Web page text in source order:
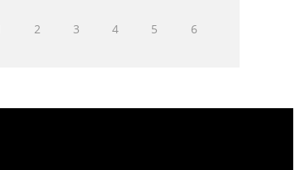
2 3 4 5 6